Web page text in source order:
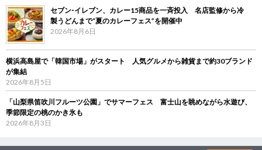
セブン‐イレブン、カレー15商品を一斉投入 名店監修から冷
製うどんまで“夏のカレーフェス”を開催中
2026年8月6日
横浜高島屋で「韓国市場」がスタート 人気グルメから雑貨まで約30ブランド
が集結
2026年8月5日
「山梨県笛吹川フルーツ公園」でサマーフェス 富士山を眺めながら水遊び、
季節限定の桃のかき氷も
2026年8月3日